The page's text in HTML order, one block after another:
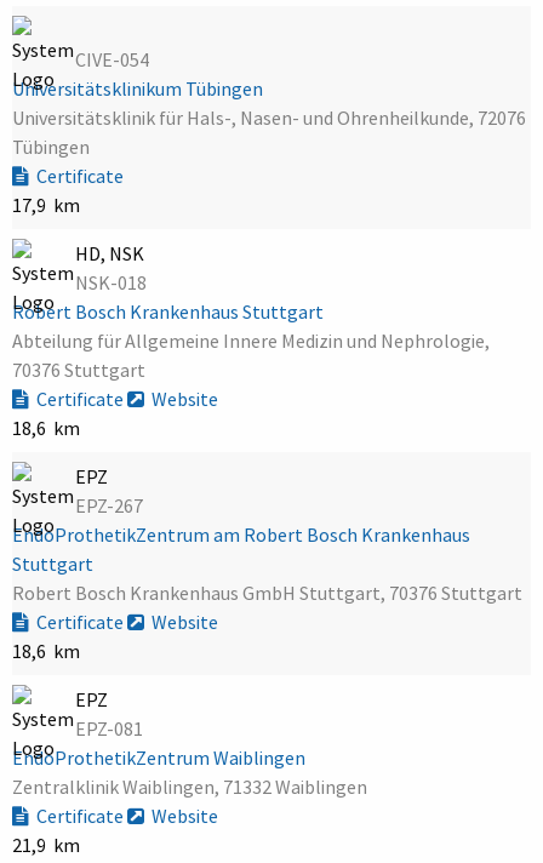
CIVE-054
Universitätsklinikum Tübingen
Universitätsklinik für Hals-, Nasen- und Ohrenheilkunde, 72076
Tübingen
Certificate
17,9 km
HD, NSK
NSK-018
Robert Bosch Krankenhaus Stuttgart
Abteilung für Allgemeine Innere Medizin und Nephrologie,
70376 Stuttgart
Certificate
Website
18,6 km
EPZ
EPZ-267
EndoProthetikZentrum am Robert Bosch Krankenhaus
Stuttgart
Robert Bosch Krankenhaus GmbH Stuttgart, 70376 Stuttgart
Certificate
Website
18,6 km
EPZ
EPZ-081
EndoProthetikZentrum Waiblingen
Zentralklinik Waiblingen, 71332 Waiblingen
Certificate
Website
21,9 km